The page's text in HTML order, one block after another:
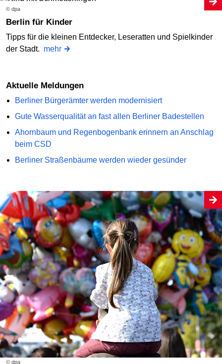
© dpa
Berlin für Kinder
Tipps für die kleinen Entdecker, Leseratten und Spielkinder
der Stadt. mehr
Aktuelle Meldungen
Berliner Bürgerämter werden modernisiert
Gute Wasserqualität an fast allen Berliner Badestellen
Ahornbaum und Regenbogenbank erinnern an Anschlag
beim CSD
Berliner Straßenbäume werden wieder gesünder
© dpa